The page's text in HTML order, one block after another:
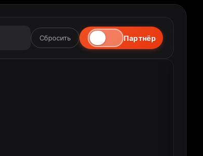
Сбросить Партнёр